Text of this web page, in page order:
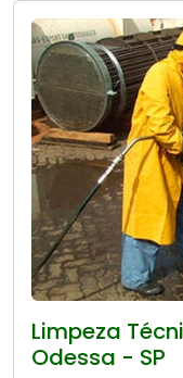
Limpeza
Odessa - SP